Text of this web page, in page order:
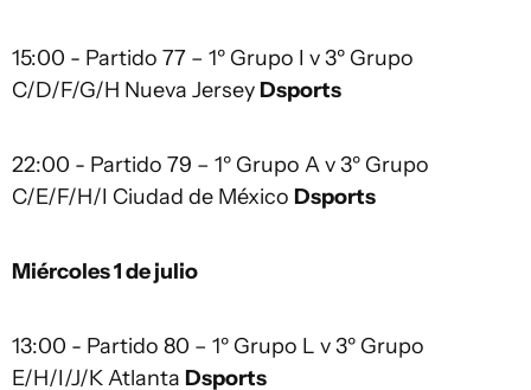
15:00 - Partido 77 – 1º Grupo I v 3º Grupo
C/D/F/G/H Nueva Jersey Dsports
22:00 - Partido 79 – 1º Grupo A v 3º Grupo
C/E/F/H/I Ciudad de México Dsports
Miércoles 1 de julio
13:00 - Partido 80 – 1º Grupo L v 3º Grupo
E/H/I/J/K Atlanta Dsports